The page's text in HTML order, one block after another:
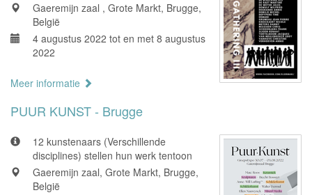
Gaeremijn zaal , Grote Markt, Brugge,
België
4 augustus 2022 tot en met 8 augustus
2022
Meer informatie
PUUR KUNST - Brugge
12 kunstenaars (Verschillende
disciplines) stellen hun werk tentoon
Gaeremijn zaal, Grote Markt, Brugge,
België